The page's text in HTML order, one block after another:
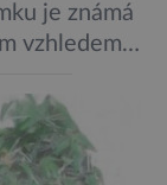
je známá
vzhledem
těžších
zrodu
tohoto